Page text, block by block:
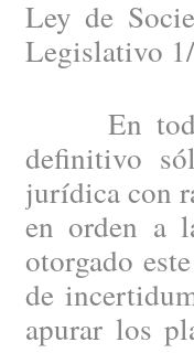
Ley de
Legislativo
En todo
definitivo
jurídica con
en orden a
otorgado
de
apurar los